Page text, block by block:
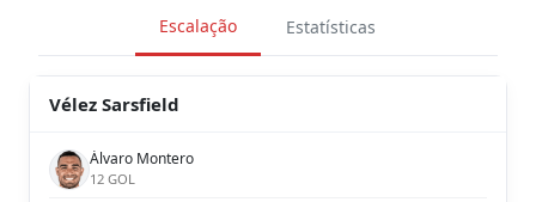
Escalação Estatísticas
Vélez Sarsfield
Álvaro Montero
12 GOL